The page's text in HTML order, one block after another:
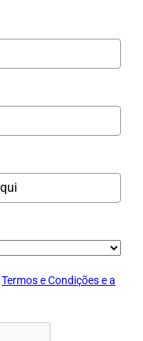
Termos e Condições e a